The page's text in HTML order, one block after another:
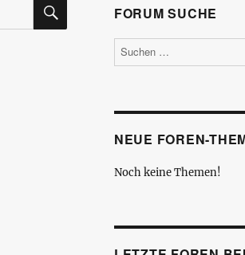
FORUM SUCHE
NEUE FOREN-
Noch keine Themen!